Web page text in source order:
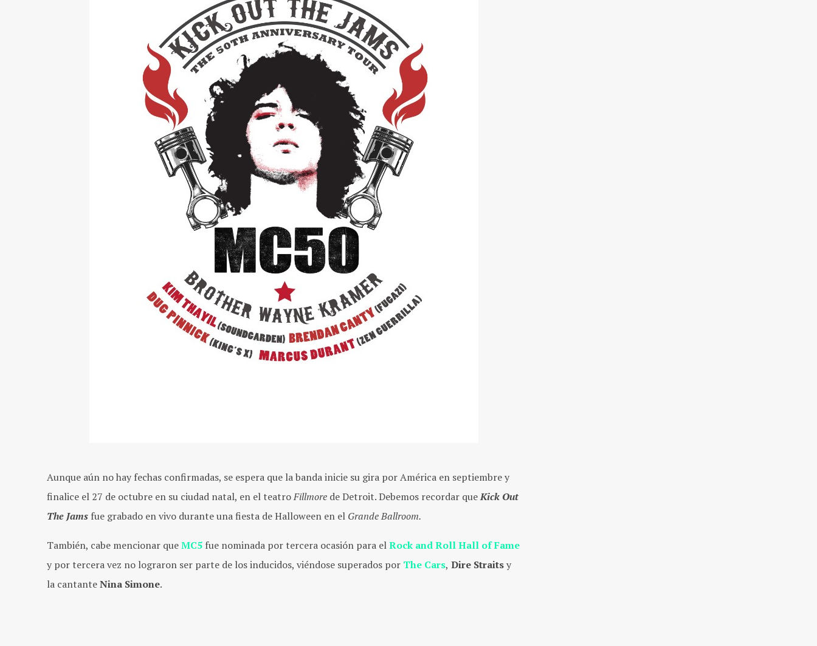
Aunque aún no hay fechas confirmadas, se espera que la banda inicie su gira por América en septiembre y
finalice el 27 de octubre en su ciudad natal, en el teatroFillmore de Detroit. Debemos recordar queKick Out
The Jams fue grabado en vivo durante una fiesta de Halloween en el Grande Ballroom.
También, cabe mencionar queMC5 fue nominada por tercera ocasión para elRock and Roll Hall of Fame
y por tercera vez no lograron ser parte de los inducidos, viéndose superados por The Cars, Dire Straitsy
la cantanteNina Simone.